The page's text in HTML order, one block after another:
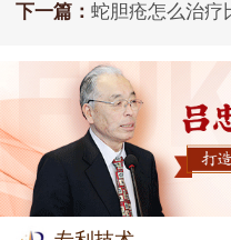
下一篇： 蛇胆疮怎么治疗